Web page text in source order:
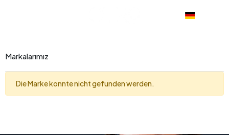
Markalarımız
Die Marke konnte nicht gefunden werden.